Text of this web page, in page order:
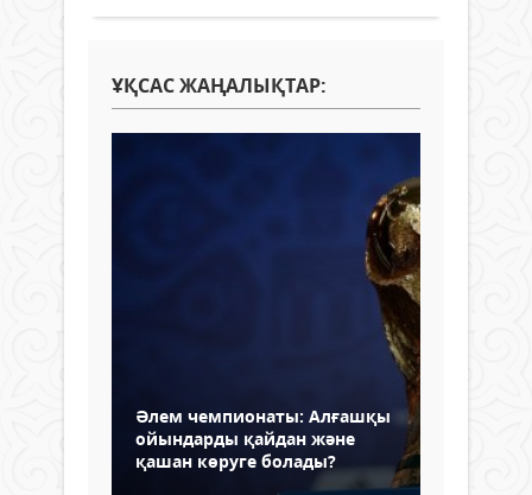
ҰҚСАС ЖАҢАЛЫҚТАР:
Әлем чемпионаты: Алғашқы
ойындарды қайдан және
қашан көруге болады?